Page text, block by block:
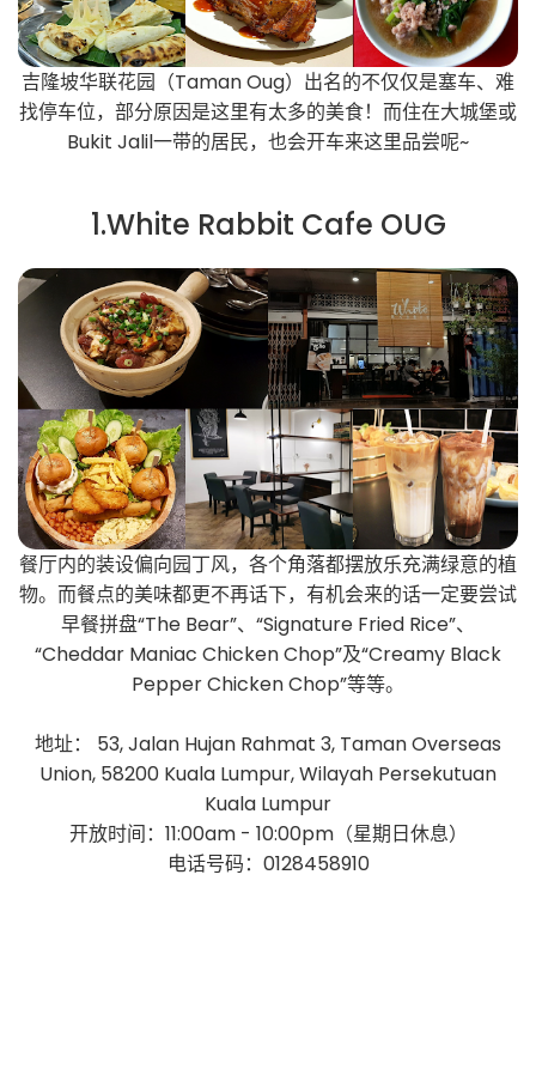
吉隆坡华联花园（Taman Oug）出名的不仅仅是塞车、难
找停车位，部分原因是这里有太多的美食！而住在大城堡或
Bukit Jalil一带的居民，也会开车来这里品尝呢~
1.White Rabbit Cafe OUG
餐厅内的装设偏向园丁风，各个角落都摆放乐充满绿意的植
物。而餐点的美味都更不再话下，有机会来的话一定要尝试
早餐拼盘“The Bear”、“Signature Fried Rice”、
“Cheddar Maniac Chicken Chop”及“Creamy Black
Pepper Chicken Chop”等等。
地址： 53, Jalan Hujan Rahmat 3, Taman Overseas
Union, 58200 Kuala Lumpur, Wilayah Persekutuan
Kuala Lumpur
开放时间：11:00am - 10:00pm（星期日休息）
电话号码：0128458910